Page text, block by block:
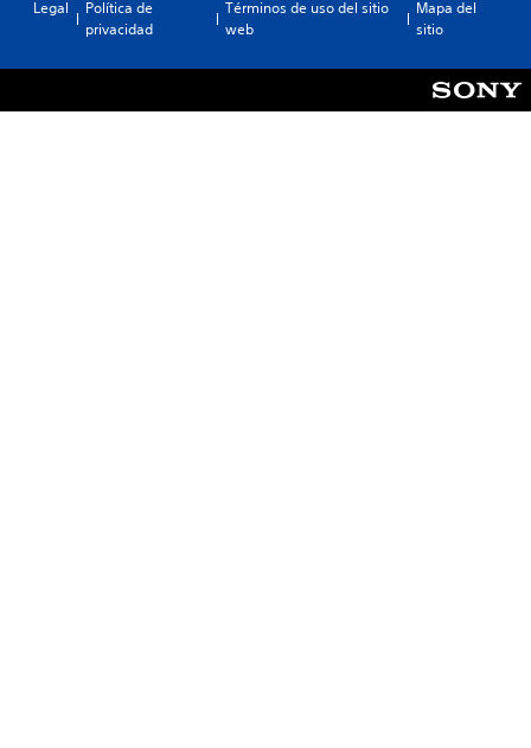
Legal
Política de
privacidad
Términos de uso del sitio
web
Mapa del
sitio